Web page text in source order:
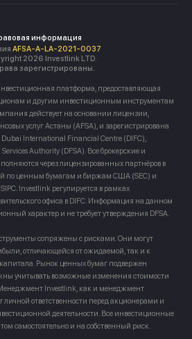
информация
AFSA-A-LA-2021-0037
2026 Investlink LTD.
зарегистрированы.
платформа, предоставляющая
и другим инвестиционным инструментам
действует на основании лицензии,
услуг Астаны (AFSA), и зарегистрирована
Dubai International Financial Centre (DIFC),
Authority (DFSA). Все брокерские и
через лицензированных партнёров в
по ценным бумагам и биржам США (SEC) и
Investlink регулируется в рамках
офиса в DIFC. Информация на данном
характер и не требует утверждения DFSA.
сопряжены с рисками. Они могут
отличающейся от ожидаемой, так и к
Рынок ценных бумаг подвержен
учитывать возможные изменения стоимости
Менеджмент Investlink, как и менеджмент
ответственности перед акционерами и
деятельности. Все инвестиционные
самостоятельно и на собственный риск.